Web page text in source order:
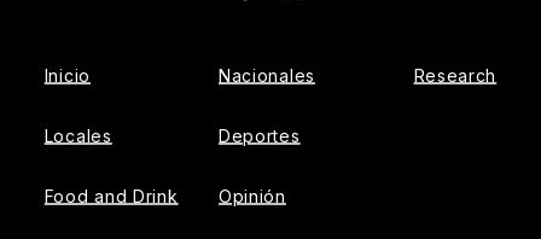
Inicio
Locales
Food and Drink
Nacionales
Deportes
Opinión
Research